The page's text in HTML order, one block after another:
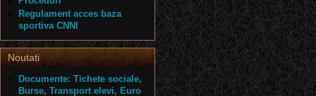
Regulament acces baza
sportiva CNNI
Noutati
Documente: Tichete sociale,
Burse, Transport elevi, Euro